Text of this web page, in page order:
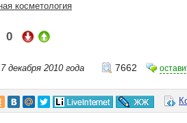
косметология
0
декабря 2010 года 7662